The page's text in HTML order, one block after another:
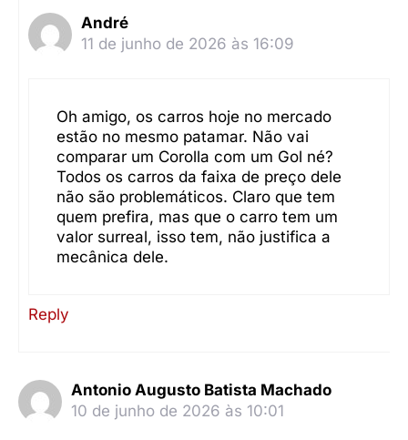
André
11 de junho de 2026 às 16:09
Oh amigo, os carros hoje no mercado
estão no mesmo patamar. Não vai
comparar um Corolla com um Gol né?
Todos os carros da faixa de preço dele
não são problemáticos. Claro que tem
quem prefira, mas que o carro tem um
valor surreal, isso tem, não justifica a
mecânica dele.
Reply
Antonio Augusto Batista Machado
10 de junho de 2026 às 10:01